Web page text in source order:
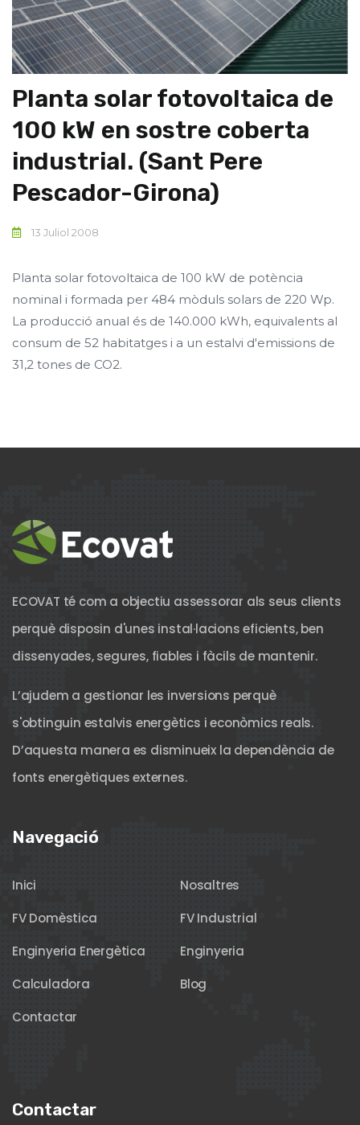
Planta solar fotovoltaica de
100 kW en sostre coberta
industrial. (Sant Pere
Pescador-Girona)
13 Juliol 2008
Planta solar fotovoltaica de 100 kW de potència
nominal i formada per 484 mòduls solars de 220 Wp.
La producció anual és de 140.000 kWh, equivalents al
consum de 52 habitatges i a un estalvi d'emissions de
31,2 tones de CO2.
ECOVAT té com a objectiu assessorar als seus clients
perquè disposin d'unes instal·lacions eficients, ben
dissenyades, segures, fiables i fàcils de mantenir.
L’ajudem a gestionar les inversions perquè
s'obtinguin estalvis energètics i econòmics reals.
D’aquesta manera es disminueix la dependència de
fonts energètiques externes.
Navegació
Inici
Nosaltres
FV Domèstica
FV Industrial
Enginyeria Energètica
Enginyeria
Calculadora
Blog
Contactar
Contactar